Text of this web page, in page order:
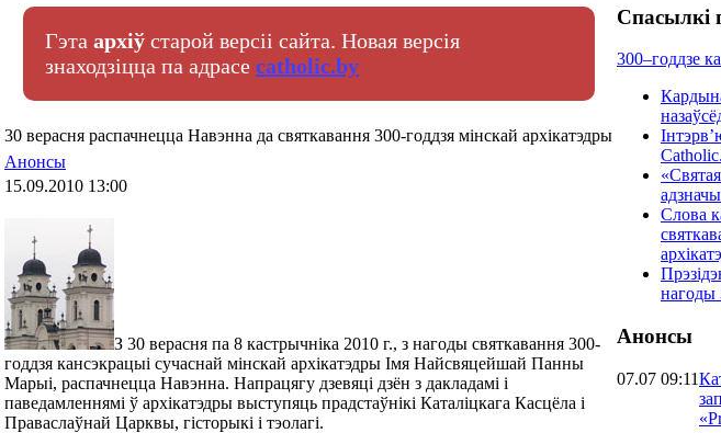
Гэта архіў старой версіі сайта. Новая версія
знаходзіцца па адрасе catholic.by
30 верасня распачнецца Навэнна да святкавання 300-годдзя мінскай архікатэдры
Анонсы
15.09.2010 13:00
З 30 верасня па 8 кастрычніка 2010 г., з нагоды святкавання 300-
годдзя кансэкрацыі сучаснай мінскай архікатэдры Імя Найсвяцейшай Панны
Марыі, распачнецца Навэнна. Напрацягу дзевяці дзён з дакладамі і
паведамленнямі ў архікатэдры выступяць прадстаўнікі Каталіцкага Касцёла і
Праваслаўнай Царквы, гісторыкі і тэолагі.
Спасылкі
300–годдзе
Слова
нагоды
Анонсы
07.07 09:11